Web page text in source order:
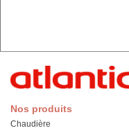
Nos produits
Chaudière